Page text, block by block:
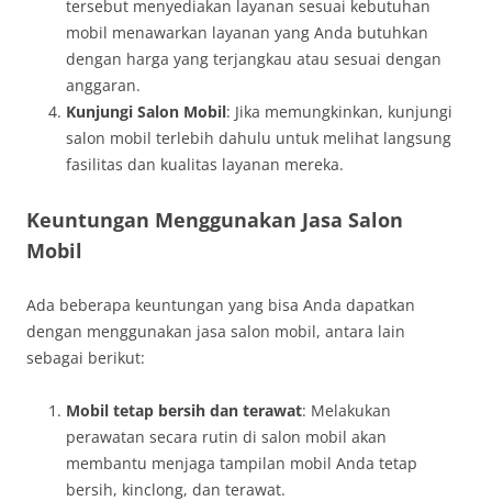
tersebut menyediakan layanan sesuai kebutuhan
mobil menawarkan layanan yang Anda butuhkan
dengan harga yang terjangkau atau sesuai dengan
anggaran.
Kunjungi Salon Mobil: Jika memungkinkan, kunjungi
salon mobil terlebih dahulu untuk melihat langsung
fasilitas dan kualitas layanan mereka.
Keuntungan Menggunakan Jasa Salon
Mobil
Ada beberapa keuntungan yang bisa Anda dapatkan
dengan menggunakan jasa salon mobil, antara lain
sebagai berikut:
Mobil tetap bersih dan terawat: Melakukan
perawatan secara rutin di salon mobil akan
membantu menjaga tampilan mobil Anda tetap
bersih, kinclong, dan terawat.